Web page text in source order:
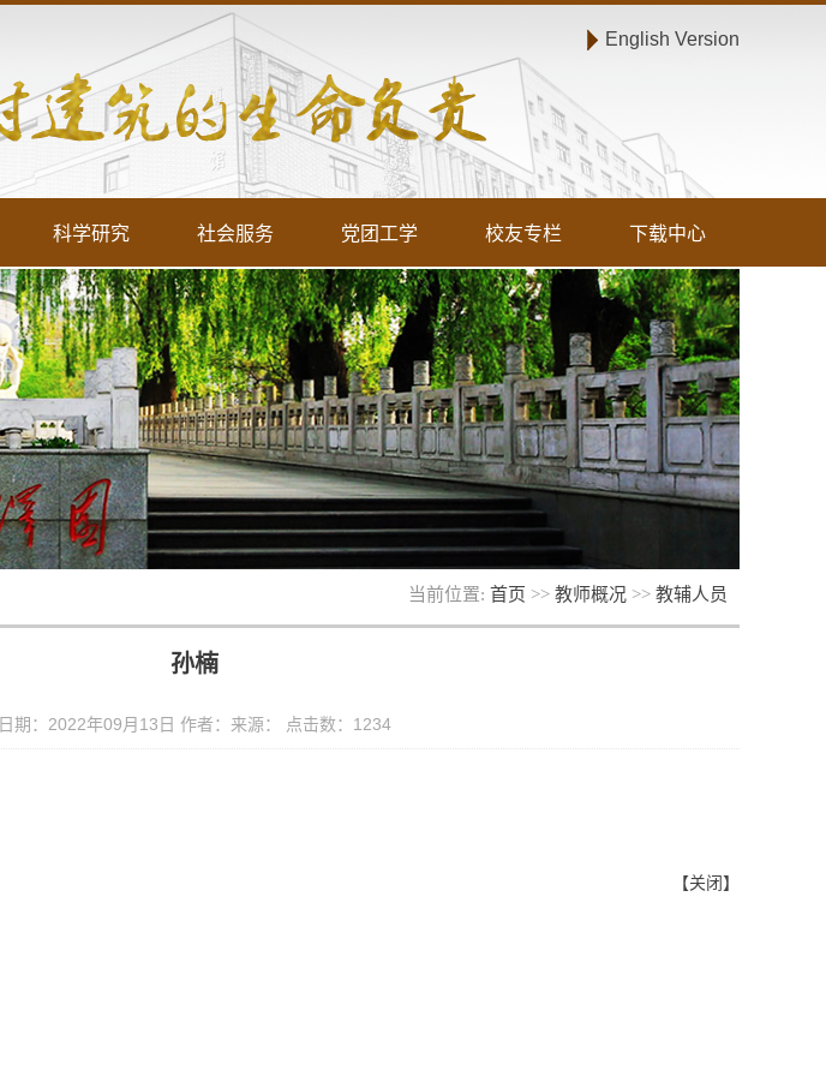
English Version
科学研究 社会服务 党团工学 校友专栏 下载中心
当前位置: 首页 >> 教师概况 >> 教辅人员
孙楠
日期：2022年09月13日 作者：来源： 点击数： 1234
【关闭】